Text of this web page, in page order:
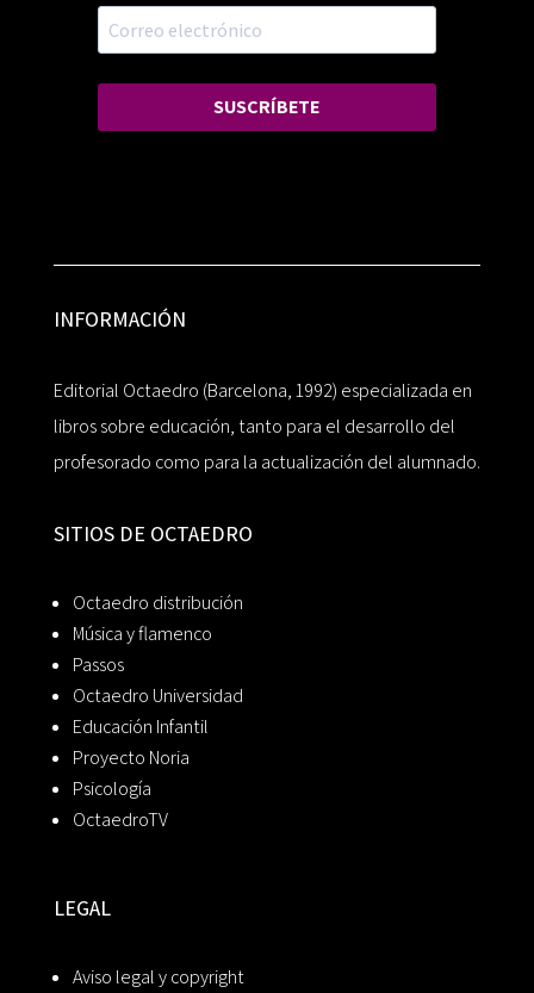
SUSCRÍBETE
INFORMACIÓN
Editorial Octaedro (Barcelona, 1992) especializada en
libros sobre educación, tanto para el desarrollo del
profesorado como para la actualización del alumnado.
SITIOS DE OCTAEDRO
Octaedro distribución
Música y flamenco
Passos
Octaedro Universidad
Educación Infantil
Proyecto Noria
Psicología
OctaedroTV
LEGAL
Aviso legal y copyright